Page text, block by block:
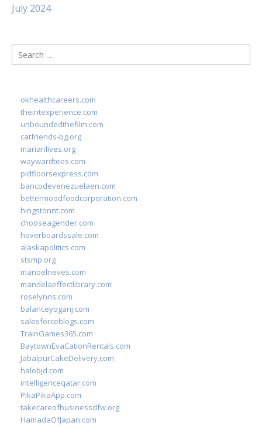
July 2024
Search
for:
okhealthcareers.com
theintexperience.com
unboundedthefilm.com
catfriends-bg.org
marianlives.org
waywardtees.com
pidfloorsexpress.com
bancodevenezuelaen.com
bettermoodfoodcorporation.com
hingstonnt.com
chooseagender.com
hoverboardssale.com
alaskapolitics.com
stsmp.org
manoelneves.com
mandelaeffectlibrary.com
roselynns.com
balanceyoganj.com
salesforceblogs.com
TrainGames365.com
BaytownEvaCationRentals.com
JabalpurCakeDelivery.com
halobjd.com
intelligenceqatar.com
PikaPikaApp.com
takecareofbusinessdfw.org
HamadaOfJapan.com